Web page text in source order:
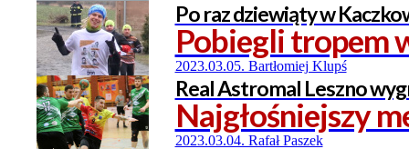
Po raz dziewiąty w
Pobiegli tropem
2023.03.05. Bartłomiej Klupś
Real Astromal Leszno
Najgłośniejszy
2023.03.04. Rafał Paszek